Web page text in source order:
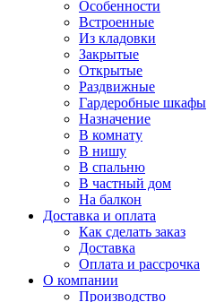
Особенности
Встроенные
Из кладовки
Закрытые
Открытые
Раздвижные
Гардеробные шкафы
Назначение
В комнату
В нишу
В спальню
В частный дом
На балкон
Доставка и оплата
Как сделать заказ
Доставка
Оплата и рассрочка
О компании
Производство